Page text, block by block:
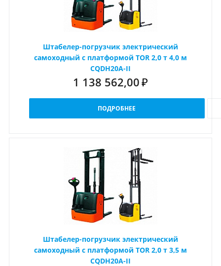
Штабелер-погрузчик электрический
самоходный с платформой TOR 2,0 т 4,0 м
CQDH20A-II
1 138 562,00 ₽
ПОДРОБНЕЕ
Штабелер-погрузчик электрический
самоходный с платформой TOR 2,0 т 3,5 м
CQDH20A-II